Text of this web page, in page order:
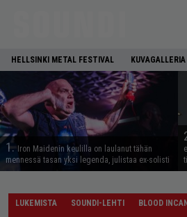
HELLSINKI METAL FESTIVAL KUVAGALLERIA
1. Iron Maidenin keulilla on laulanut tähän
mennessä tasan yksi legenda, julistaa ex-solisti
LUKEMISTA SOUNDI-LEHTI
BLOOD